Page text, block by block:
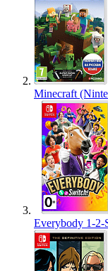
Minecraft
Everybody 1-